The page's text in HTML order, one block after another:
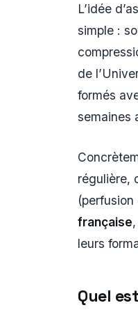
L’idée
simple :
de
formés
semaines
régulière,
française
leurs
Quel